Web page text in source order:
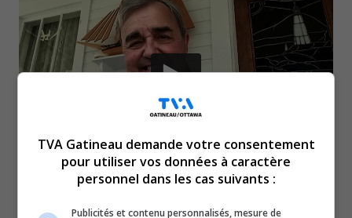
TVA Gatineau demande votre consentement
pour utiliser vos données à caractère
personnel dans les cas suivants :
Publicités et contenu personnalisés, mesure de